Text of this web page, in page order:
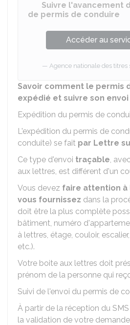
Suivre l'avancement
de permis de conduire
Accéder au
Agence nationale des titres
Savoir comment le permis
expédié et suivre son envoi
Expédition du permis de
L'expédition du permis de
conduite) se fait par Lettre
Ce type d'envoi traçable,
aux lettres, est différent d'un
Vous devez faire attention à
vous fournissez dans la
doit être la plus complète
bâtiment, numéro
à lettres, étage, couloir,
etc.).
Votre boite aux lettres doit
prénom de la personne qui
Suivi de l'envoi du permis de
À partir de la réception du
la validation de votre